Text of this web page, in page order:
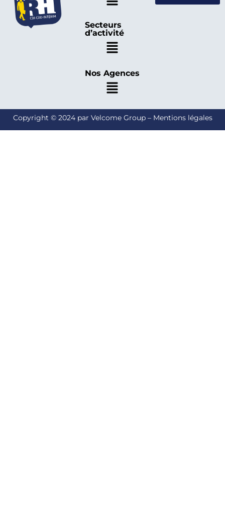
Secteurs
d’activité
Nos Agences
Copyright © 2024 par Velcome Group – Mentions légales